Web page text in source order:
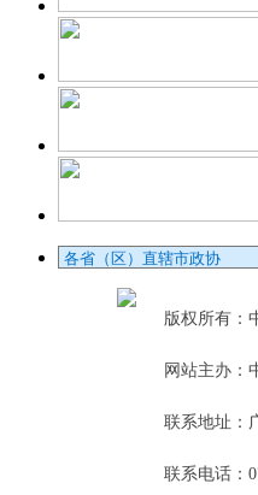
版权所有：
网站主办：
联系地址：
联系电话：